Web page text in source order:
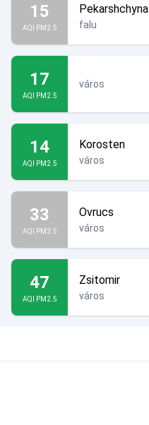
15
AQI PM2.5
Pekarshchyna
falu
17
AQI PM2.5
város
14
AQI PM2.5
Korosten
város
33
AQI PM2.5
Ovrucs
város
47
AQI PM2.5
Zsitomir
város